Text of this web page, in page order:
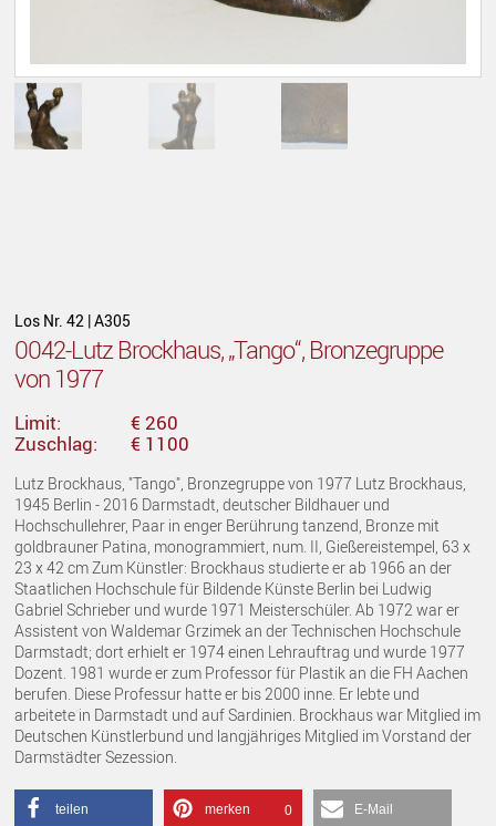
Los Nr. 42 | A305
0042-Lutz Brockhaus, „Tango“, Bronzegruppe
von 1977
Limit:
€ 260
Zuschlag:
€ 1100
Lutz Brockhaus, "Tango", Bronzegruppe von 1977 Lutz Brockhaus,
1945 Berlin - 2016 Darmstadt, deutscher Bildhauer und
Hochschullehrer, Paar in enger Berührung tanzend, Bronze mit
goldbrauner Patina, monogrammiert, num. II, Gießereistempel, 63 x
23 x 42 cm Zum Künstler: Brockhaus studierte er ab 1966 an der
Staatlichen Hochschule für Bildende Künste Berlin bei Ludwig
Gabriel Schrieber und wurde 1971 Meisterschüler. Ab 1972 war er
Assistent von Waldemar Grzimek an der Technischen Hochschule
Darmstadt; dort erhielt er 1974 einen Lehrauftrag und wurde 1977
Dozent. 1981 wurde er zum Professor für Plastik an die FH Aachen
berufen. Diese Professur hatte er bis 2000 inne. Er lebte und
arbeitete in Darmstadt und auf Sardinien. Brockhaus war Mitglied im
Deutschen Künstlerbund und langjähriges Mitglied im Vorstand der
Darmstädter Sezession.
teilen merken 0 E-Mail